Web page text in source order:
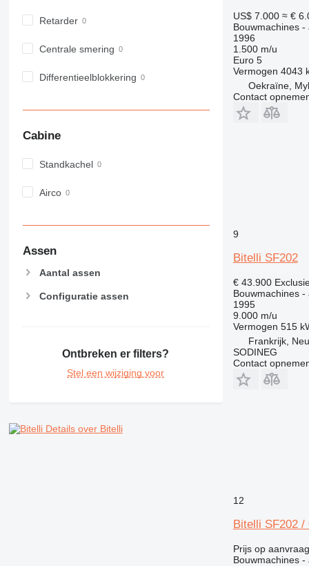
982
992
C-series
CS
F-series
IT
MH
NR
Retarder
Centrale smering
Differentieelblokkering
Cabine
Standkachel
Airco
Assen
Aantal assen
Configuratie assen
Ontbreken er filters?
Stel een wijziging voor
Details over Bitelli
US$ 7.000 ≈ €
Bouwmachines -
1996
1.500 m/u
Euro 5
Vermogen 4043
Oekraïne,
Contact
9
Bitelli SF202
€ 43.900
Bouwmachines -
1995
9.000 m/u
Vermogen 515
Frankrijk,
SODINEG
Contact
12
Bitelli SF202 /
Prijs op aanvraag
Bouwmachines -